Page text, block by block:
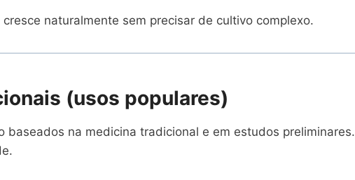
naturalmente sem precisar de cultivo complexo.
(usos populares)
baseados na medicina tradicional e em estudos preliminares.